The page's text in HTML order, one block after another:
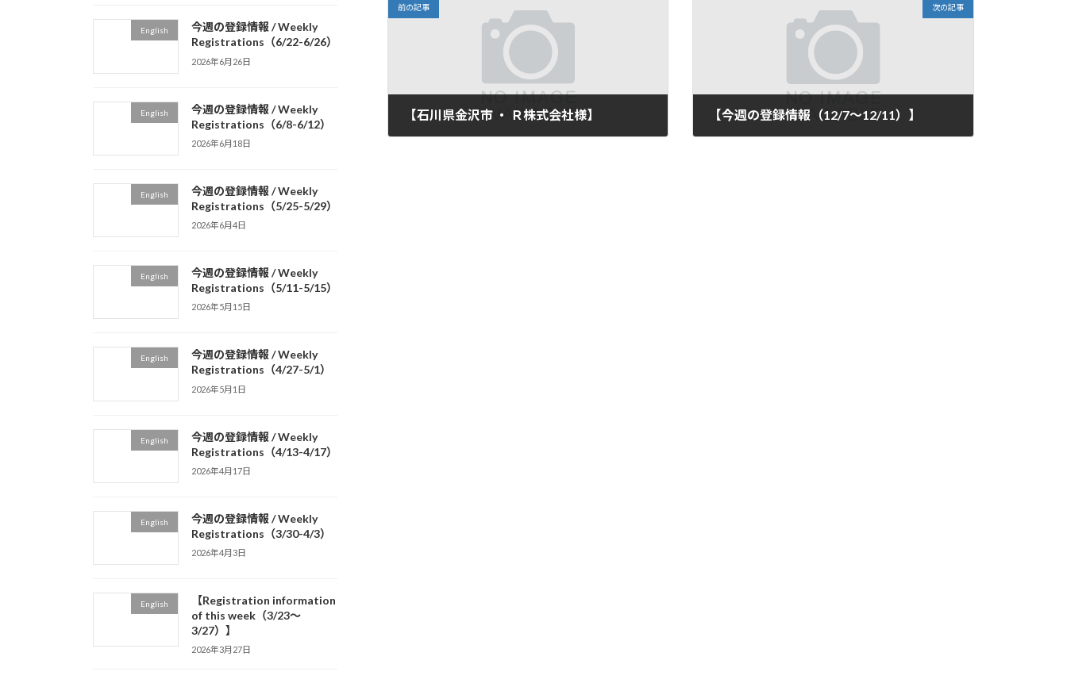
前の記事
【石川県金沢市 ・ Ｒ株式会社様】
次の記事
【今週の登録情報（12/7～12/11）】
English
今週の登録情報 / Weekly
Registrations（6/22-6/26）
2026年6月26日
English
今週の登録情報 / Weekly
Registrations（6/8-6/12）
2026年6月18日
English
今週の登録情報 / Weekly
Registrations（5/25-5/29）
2026年6月4日
English
今週の登録情報 / Weekly
Registrations（5/11-5/15）
2026年5月15日
English
今週の登録情報 / Weekly
Registrations（4/27-5/1）
2026年5月1日
English
今週の登録情報 / Weekly
Registrations（4/13-4/17）
2026年4月17日
English
今週の登録情報 / Weekly
Registrations（3/30-4/3）
2026年4月3日
English
【Registration information
of this week（3/23～
3/27）】
2026年3月27日